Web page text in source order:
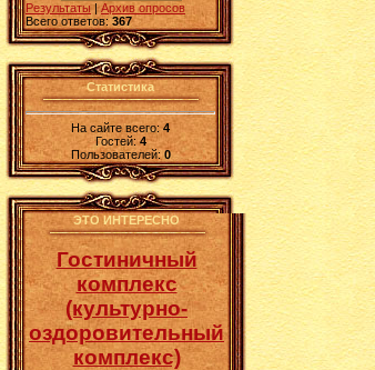
Результаты |Архив опросов
Всего ответов: 367
Статистика
На сайте всего:4
Гостей:4
Пользователей: 0
ЭТО ИНТЕРЕСНО
Гостиничный
комплекс
(культурно-
оздоровительный
комплекс)